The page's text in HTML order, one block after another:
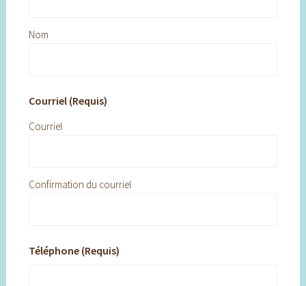
Nom
Courriel (Requis)
Courriel
Confirmation du courriel
Téléphone (Requis)